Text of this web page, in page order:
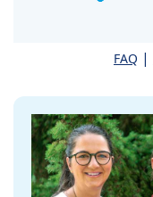
FAQ |